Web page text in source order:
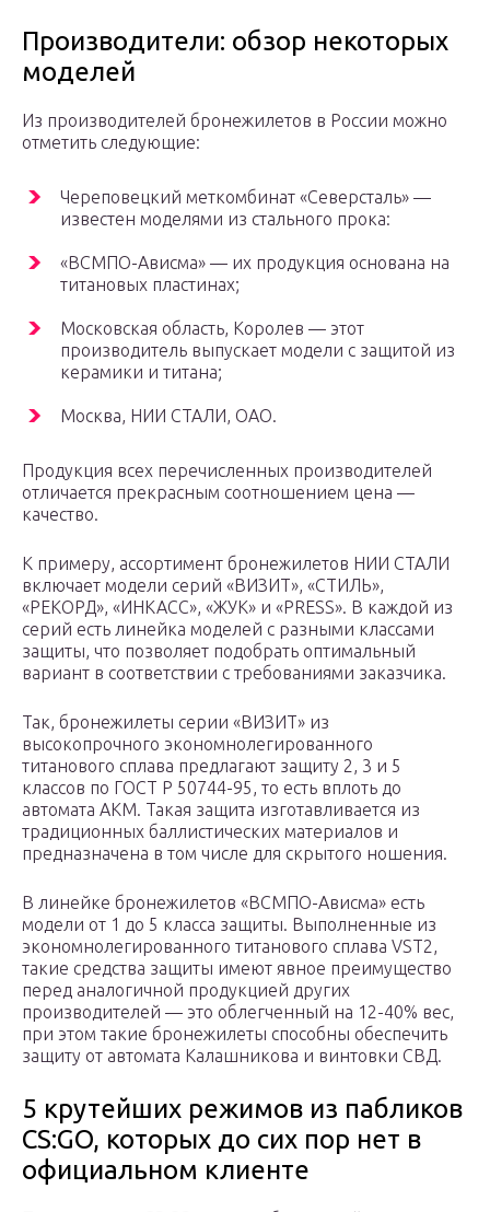
Производители: обзор некоторых
моделей
Из производителей бронежилетов в России можно
отметить следующие:
Череповецкий меткомбинат «Северсталь» —
известен моделями из стального прока:
«ВСМПО-Ависма» — их продукция основана на
титановых пластинах;
Московская область, Королев — этот
производитель выпускает модели с защитой из
керамики и титана;
Москва, НИИ СТАЛИ, ОАО.
Продукция всех перечисленных производителей
отличается прекрасным соотношением цена —
качество.
К примеру, ассортимент бронежилетов НИИ СТАЛИ
включает модели серий «ВИЗИТ», «СТИЛЬ»,
«РЕКОРД», «ИНКАСС», «ЖУК» и «PRESS». В каждой из
серий есть линейка моделей с разными классами
защиты, что позволяет подобрать оптимальный
вариант в соответствии с требованиями заказчика.
Так, бронежилеты серии «ВИЗИТ» из
высокопрочного экономнолегированного
титанового сплава предлагают защиту 2, 3 и 5
классов по ГОСТ Р 50744-95, то есть вплоть до
автомата АКМ. Такая защита изготавливается из
традиционных баллистических материалов и
предназначена в том числе для скрытого ношения.
В линейке бронежилетов «ВСМПО-Ависма» есть
модели от 1 до 5 класса защиты. Выполненные из
экономнолегированного титанового сплава VST2,
такие средства защиты имеют явное преимущество
перед аналогичной продукцией других
производителей — это облегченный на 12-40% вес,
при этом такие бронежилеты способны обеспечить
защиту от автомата Калашникова и винтовки СВД.
5 крутейших режимов из пабликов
CS:GO, которых до сих пор нет в
официальном клиенте